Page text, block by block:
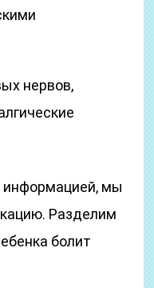
нервов,
информацией, мы
Разделим
болит